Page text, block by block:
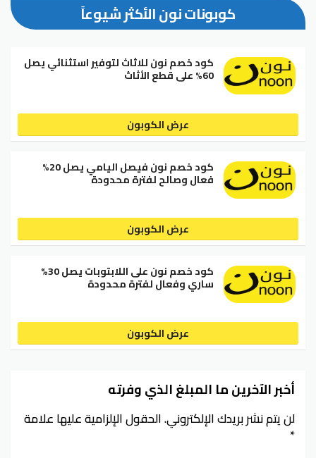
كوبونات نون الأكثر شيوعاً
كود خصم نون للاثاث لتوفير استثنائي يصل
60% على قطع الأثاث
عرض الكوبون
كود خصم نون فيصل اليامي يصل 20%
فعال وصالح لفترة محدودة
عرض الكوبون
كود خصم نون على اللابتوبات يصل 30%
ساري وفعال لفترة محدودة
عرض الكوبون
أخبر الآخرين ما المبلغ الذي وفرته
لن يتم نشر بريدك الإلكتروني.الحقول الإلزامية عليها علامة
*